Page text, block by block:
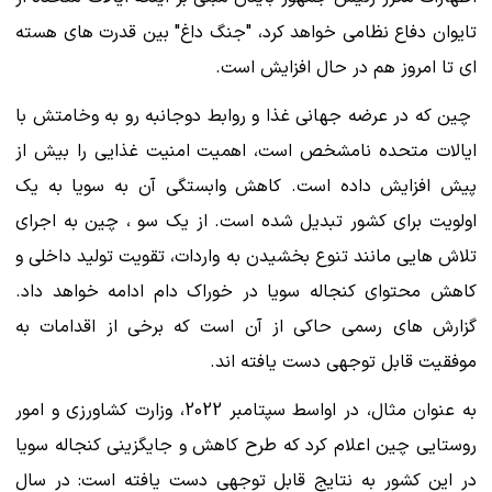
تایوان دفاع نظامی خواهد کرد، "جنگ داغ" بین قدرت های هسته
ای تا امروز هم در حال افزایش است.
چین که در عرضه جهانی غذا و روابط دوجانبه رو به وخامتش با
ایالات متحده نامشخص است، اهمیت امنیت غذایی را بیش از
پیش افزایش داده است. کاهش وابستگی آن به سویا به یک
اولویت برای کشور تبدیل شده است. از یک سو ، چین به اجرای
تلاش هایی مانند تنوع بخشیدن به واردات، تقویت تولید داخلی و
کاهش محتوای کنجاله سویا در خوراک دام ادامه خواهد داد.
گزارش های رسمی حاکی از آن است که برخی از اقدامات به
موفقیت قابل توجهی دست یافته اند.
به عنوان مثال، در اواسط سپتامبر 2022، وزارت کشاورزی و امور
روستایی چین اعلام کرد که طرح کاهش و جایگزینی کنجاله سویا
در این کشور به نتایج قابل توجهی دست یافته است: در سال